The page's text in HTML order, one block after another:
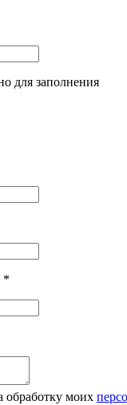
для заполнения
*
обработку моих